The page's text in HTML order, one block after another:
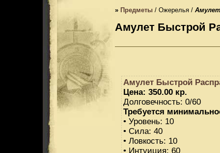
» Предметы / Ожерелья /
Амулет Быстрой
Амулет Быстрой
Цена: 350.00 кр.
Долговечность: 0/60
Требуется
• Уровень: 10
• Сила: 40
• Ловкость: 10
• Интуиция: 60